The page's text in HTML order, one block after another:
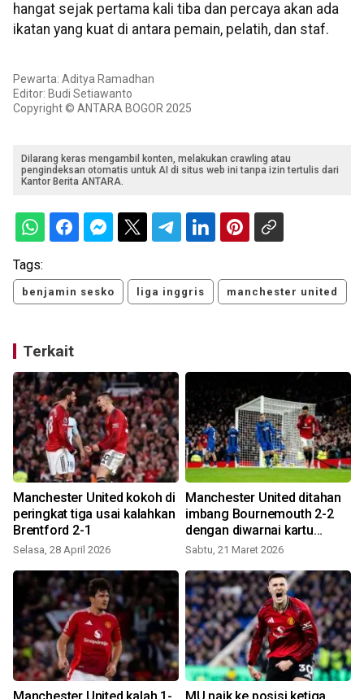
hangat sejak pertama kali tiba dan percaya akan ada
ikatan yang kuat di antara pemain, pelatih, dan staf.
Pewarta: Aditya Ramadhan
Editor: Budi Setiawanto
Copyright © ANTARA BOGOR 2025
Dilarang keras mengambil konten, melakukan crawling atau
pengindeksan otomatis untuk AI di situs web ini tanpa izin tertulis dari
Kantor Berita ANTARA.
Tags:
benjamin sesko liga inggris manchester united
Terkait
Manchester United kokoh di
peringkat tiga usai kalahkan
Brentford 2-1
Selasa, 28 April 2026
Manchester United ditahan
imbang Bournemouth 2-2
dengan diwarnai kartu
merah Maguire
Sabtu, 21 Maret 2026
Manchester United kalah 1- MU naik ke posisi ketiga